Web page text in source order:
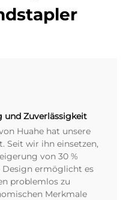
und Zuverlässigkeit
Huahe hat unsere
Seit wir ihn einsetzen,
von 30 %
Design ermöglicht es
problemlos zu
Merkmale